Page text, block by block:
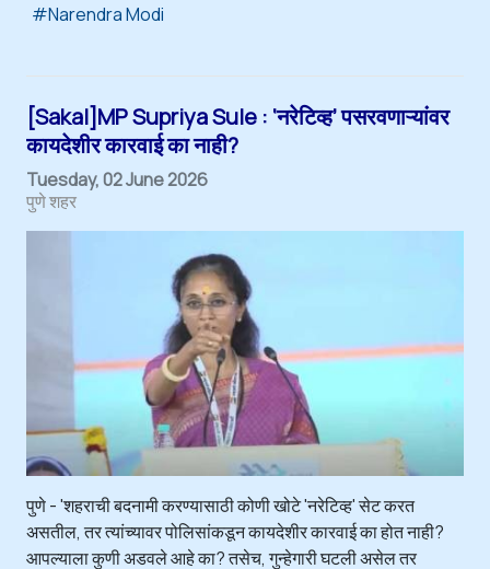
Narendra Modi
[Sakal]MP Supriya Sule : ‘नरेटिव्ह’ पसरवणाऱ्यांवर
कायदेशीर कारवाई का नाही?
Tuesday, 02 June 2026
पुणे शहर
पुणे - 'शहराची बदनामी करण्यासाठी कोणी खोटे 'नरेटिव्ह' सेट करत
असतील, तर त्यांच्यावर पोलिसांकडून कायदेशीर कारवाई का होत नाही?
आपल्याला कुणी अडवले आहे का? तसेच, गुन्हेगारी घटली असेल तर